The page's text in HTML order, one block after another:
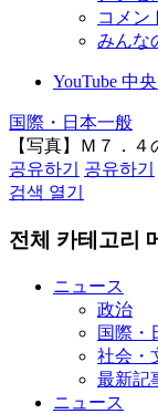
コメン
みんな
YouTube 中
国際・日本一般
【写真】Ｍ７．
공유하기
공유하기
검색 열기
전체 카테고리
ニュース
政治
国際・
社会・
最新記
ニュース